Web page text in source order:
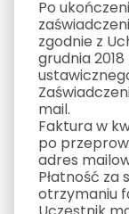
Po
zgodnie z
grudnia
mail.
Faktura w
po
adres
Płatność za
otrzymaniu